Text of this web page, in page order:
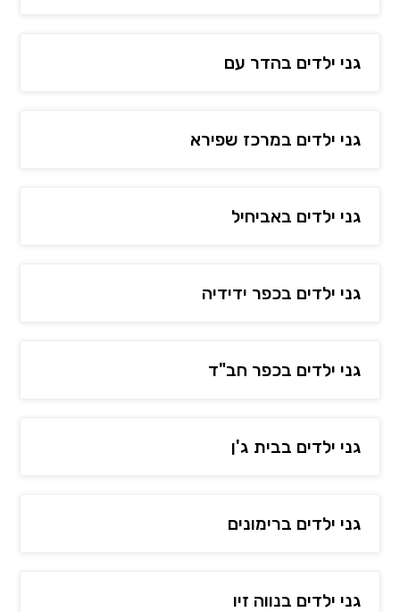
גני ילדים בהדר עם
גני ילדים במרכז שפירא
גני ילדים באביחיל
גני ילדים בכפר ידידיה
גני ילדים בכפר חב"ד
גני ילדים בבית ג'ן
גני ילדים ברימונים
גני ילדים בנווה זיו